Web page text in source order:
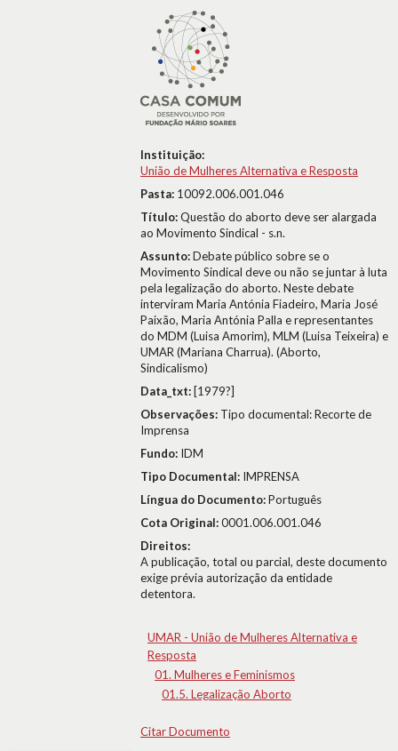
Instituição:
União de Mulheres Alternativa e Resposta
Pasta: 10092.006.001.046
Título:Questão do aborto deve ser alargada
ao Movimento Sindical - s.n.
Assunto:Debate público sobre se o
Movimento Sindical deve ou não se juntar à luta
pela legalização do aborto. Neste debate
interviram Maria Antónia Fiadeiro, Maria José
Paixão, Maria Antónia Palla e representantes
do MDM (Luisa Amorim), MLM (Luisa Teixeira) e
UMAR (Mariana Charrua). (Aborto,
Sindicalismo)
Data_txt: [1979?]
Observações: Tipo documental: Recorte de
Imprensa
Fundo: IDM
Tipo Documental: IMPRENSA
Língua do Documento:Português
Cota Original:0001.006.001.046
Direitos:
A publicação, total ou parcial, deste documento
exige prévia autorização da entidade
detentora.
UMAR - União de Mulheres Alternativa e
Resposta
01. Mulheres e Feminismos
01.5. Legalização Aborto
Citar Documento